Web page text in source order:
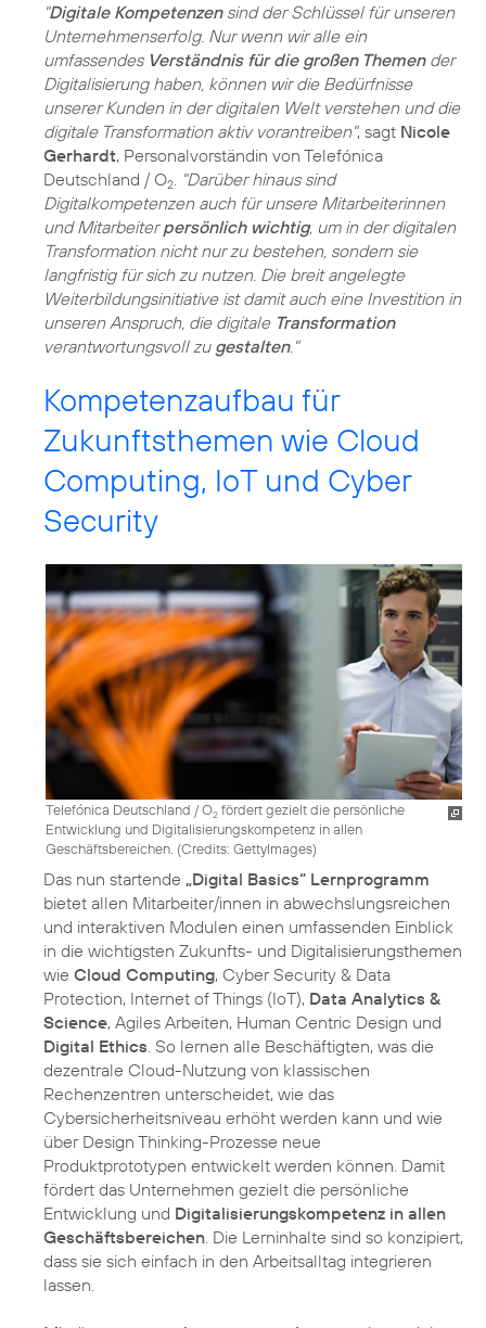
"Digitale Kompetenzensind der Schlüssel für unseren
Unternehmenserfolg. Nur wenn wir alle ein
umfassendes Verständnis für die großen Themender
Digitalisierung haben, können wir die Bedürfnisse
unserer Kunden in der digitalen Welt verstehen und die
digitale Transformation aktiv vorantreiben", sagt Nicole
Gerhardt, Personalvorständin von Telefónica
Deutschland / O2. "Darüber hinaus sind
Digitalkompetenzen auch für unsere Mitarbeiterinnen
und Mitarbeiterpersönlich wichtig, um in der digitalen
Transformation nicht nur zu bestehen, sondern sie
langfristig für sich zu nutzen. Die breit angelegte
Weiterbildungsinitiative ist damit auch eine Investition in
unseren Anspruch, die digitale Transformation
verantwortungsvoll zu gestalten."
Kompetenzaufbau für
Zukunftsthemen wie Cloud
Computing, IoT und Cyber
Security
Telefónica Deutschland / O2 fördert gezielt die persönliche
Entwicklung und Digitalisierungskompetenz in allen
Geschäftsbereichen. (Credits: GettyImages)
Das nun startende „Digital Basics“ Lernprogramm
bietet allen Mitarbeiter/innen in abwechslungsreichen
und interaktiven Modulen einen umfassenden Einblick
in die wichtigsten Zukunfts- und Digitalisierungsthemen
wie Cloud Computing, Cyber Security & Data
Protection, Internet of Things (IoT), Data Analytics &
Science, Agiles Arbeiten, Human Centric Design und
Digital Ethics . So lernen alle Beschäftigten, was die
dezentrale Cloud-Nutzung von klassischen
Rechenzentren unterscheidet, wie das
Cybersicherheitsniveau erhöht werden kann und wie
über Design Thinking-Prozesse neue
Produktprototypen entwickelt werden können. Damit
fördert das Unternehmen gezielt die persönliche
Entwicklung und Digitalisierungskompetenz in allen
Geschäftsbereichen . Die Lerninhalte sind so konzipiert,
dass sie sich einfach in den Arbeitsalltag integrieren
lassen.